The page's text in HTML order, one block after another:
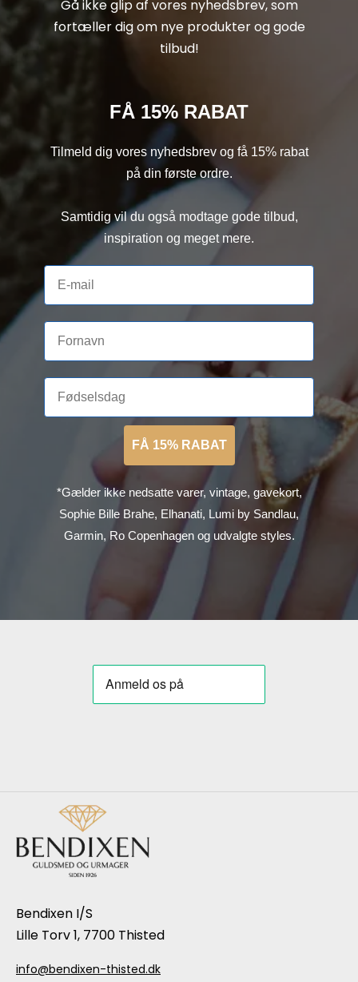
Gå ikke glip af vores nyhedsbrev, som
fortæller dig om nye produkter og gode
tilbud!
FÅ 15% RABAT
Tilmeld dig vores nyhedsbrev og få 15% rabat
på din første ordre.
Samtidig vil du også modtage gode tilbud,
inspiration og meget mere.
FÅ 15% RABAT
*Gælder ikke nedsatte varer, vintage, gavekort,
Sophie Bille Brahe, Elhanati, Lumi by Sandlau,
Garmin, Ro Copenhagen og udvalgte styles.
Bendixen I/S
Lille Torv 1, 7700 Thisted
info@bendixen-thisted.dk